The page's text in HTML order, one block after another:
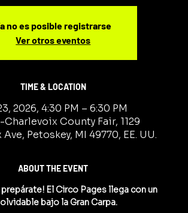
no es posible registrarse
Ver otros eventos
TIME & LOCATION
2026, 4:30 PM – 6:30 PM
Charlevoix County Fair, 1129
Petoskey, MI 49770, EE. UU.
ABOUT THE EVENT
prepárate! El Circo Pages llega con un
bajo la Gran Carpa.